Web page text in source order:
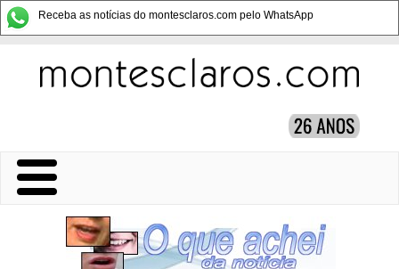
Receba as notícias do montesclaros.com pelo WhatsApp